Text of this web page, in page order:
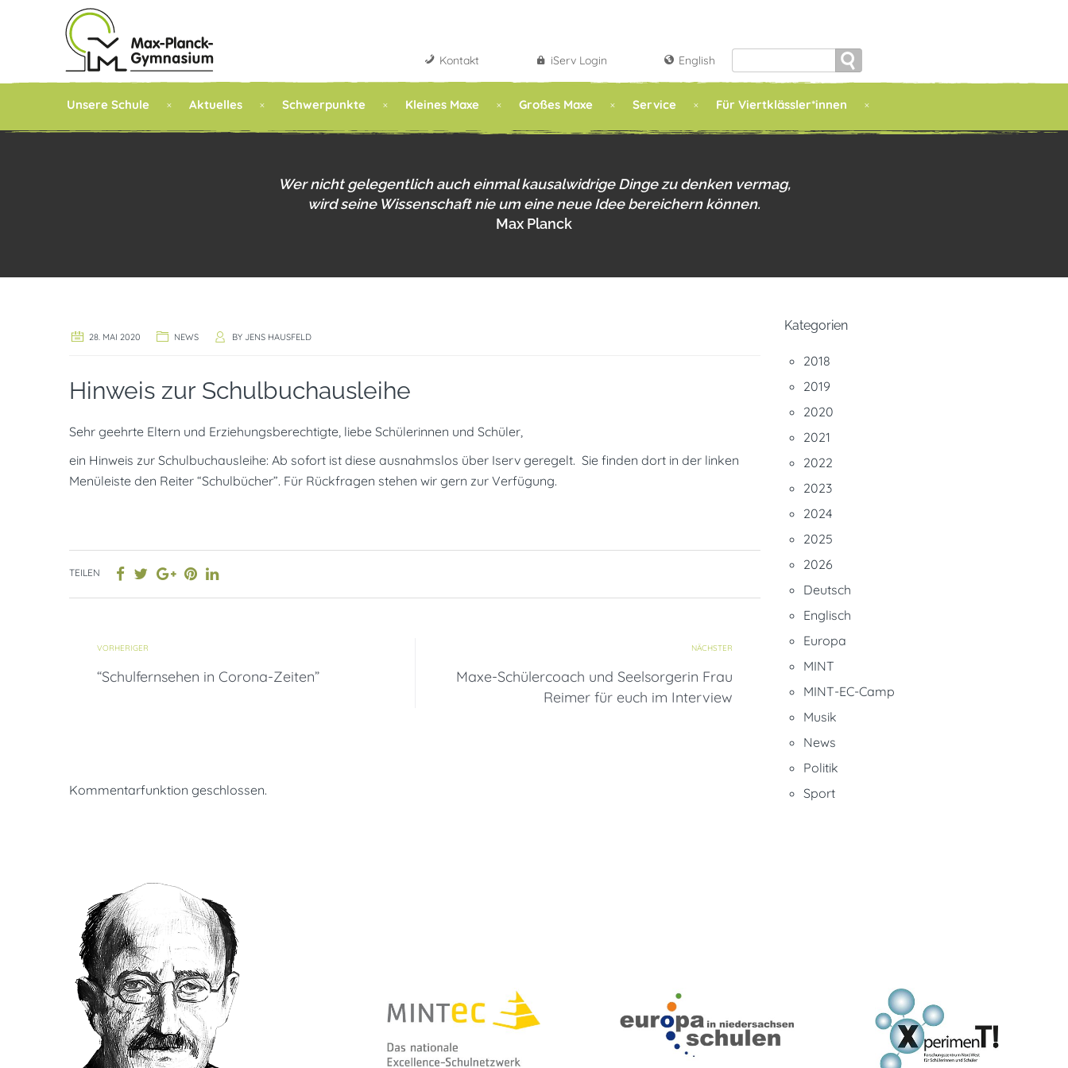
Kontakt iServ Login English
for:
Unsere Schule Aktuelles Schwerpunkte Kleines Maxe Großes Maxe Service Für Viertklässler*innen
Wer nicht gelegentlich auch einmal kausalwidrige Dinge zu denken vermag,
wird seine Wissenschaft nie um eine neue Idee bereichern können.
Max Planck
28. MAI 2020 NEWS BY JENS HAUSFELD
Hinweis zur Schulbuchausleihe
Sehr geehrte Eltern und Erziehungsberechtigte, liebe Schülerinnen und Schüler,
ein Hinweis zur Schulbuchausleihe: Ab sofort ist diese ausnahmslos über Iserv geregelt. Sie finden dort in der linken
Menüleiste den Reiter “Schulbücher”. Für Rückfragen stehen wir gern zur Verfügung.
TEILEN
VORHERIGER
“Schulfernsehen in Corona-Zeiten”
NÄCHSTER
Maxe-Schülercoach und Seelsorgerin Frau
Reimer für euch im Interview
Kommentarfunktion geschlossen.
Kategorien
2018
2019
2020
2021
2022
2023
2024
2025
2026
Deutsch
Englisch
Europa
MINT
MINT-EC-Camp
Musik
News
Politik
Sport